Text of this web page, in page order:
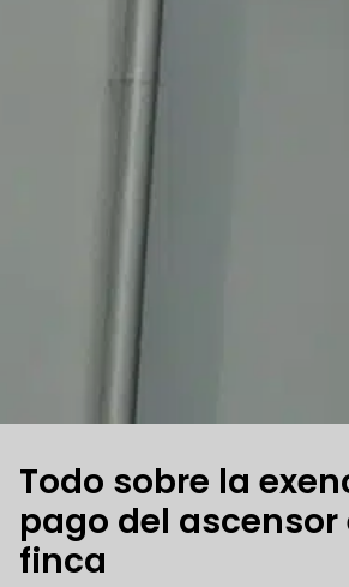
Todo sobre la
pago del ascensor
finca